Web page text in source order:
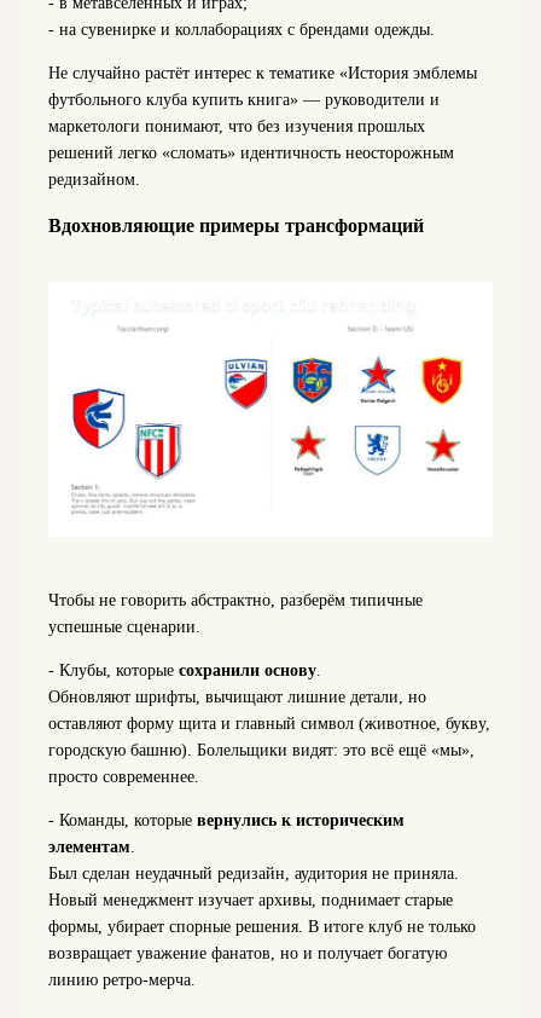
- на сувенирке и коллаборациях с брендами одежды.
Не случайно растёт интерес к тематике «История эмблемы
футбольного клуба купить книга» — руководители и
маркетологи понимают, что без изучения прошлых
решений легко «сломать» идентичность неосторожным
редизайном.
Вдохновляющие примеры трансформаций
Чтобы не говорить абстрактно, разберём типичные
успешные сценарии.
- Клубы, которые сохранили основу.
Обновляют шрифты, вычищают лишние детали, но
оставляют форму щита и главный символ (животное, букву,
городскую башню). Болельщики видят: это всё ещё «мы»,
просто современнее.
- Команды, которые вернулись к историческим
элементам
Был сделан неудачный редизайн, аудитория не приняла.
Новый менеджмент изучает архивы, поднимает старые
формы, убирает спорные решения. В итоге клуб не только
возвращает уважение фанатов, но и получает богатую
линию ретро-мерча.